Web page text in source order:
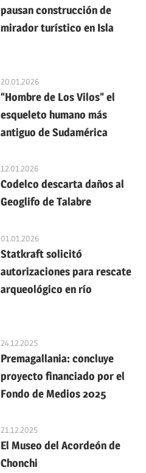
pausan construcción de
mirador turístico en Isla
20.01.2026
“Hombre de Los Vilos” el
esqueleto humano más
antiguo de Sudamérica
12.01.2026
Codelco descarta daños al
Geoglifo de Talabre
01.01.2026
Statkraft solicitó
autorizaciones para rescate
arqueológico en río
24.12.2025
Premagallania: concluye
proyecto financiado por el
Fondo de Medios 2025
21.12.2025
El Museo del Acordeón de
Chonchi